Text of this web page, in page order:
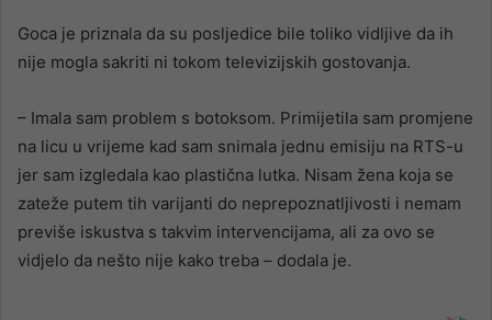
Goca je priznala da su posljedice bile toliko vidljive da ih
nije mogla sakriti ni tokom televizijskih gostovanja.
– Imala sam problem s botoksom. Primijetila sam promjene
na licu u vrijeme kad sam snimala jednu emisiju na RTS-u
jer sam izgledala kao plastična lutka. Nisam žena koja se
zateže putem tih varijanti do neprepoznatljivosti i nemam
previše iskustva s takvim intervencijama, ali za ovo se
vidjelo da nešto nije kako treba – dodala je.